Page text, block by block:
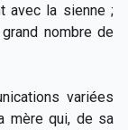
avec la sienne ;
nombre de
variées
mère qui, de sa